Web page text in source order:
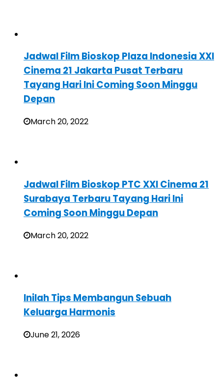
Jadwal Film Bioskop Plaza Indonesia XXI
Cinema 21 Jakarta Pusat Terbaru
Tayang Hari Ini Coming Soon Minggu
Depan
March 20, 2022
Jadwal Film Bioskop PTC XXI Cinema 21
Surabaya Terbaru Tayang Hari Ini
Coming Soon Minggu Depan
March 20, 2022
Inilah Tips Membangun Sebuah
Keluarga Harmonis
June 21, 2026